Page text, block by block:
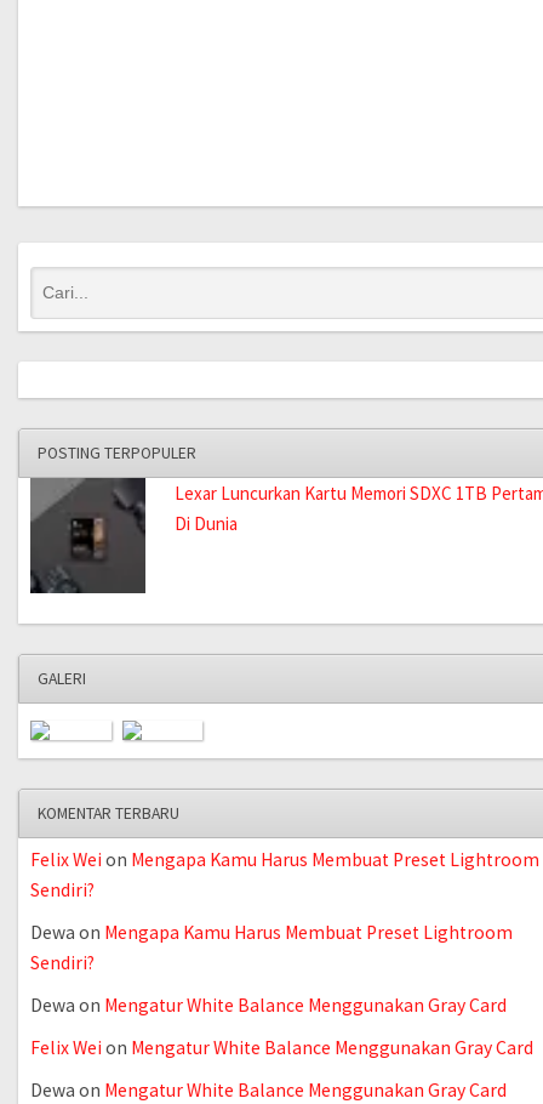
POSTING TERPOPULER
Lexar Luncurkan Kartu Memori SDXC 1TB
Di Dunia
GALERI
KOMENTAR TERBARU
Felix Wei on Mengapa Kamu Harus Membuat Preset Lightroom
Sendiri?
Dewa on Mengapa Kamu Harus Membuat Preset Lightroom
Sendiri?
Dewa on Mengatur White Balance Menggunakan Gray Card
Felix Wei on Mengatur White Balance Menggunakan Gray Card
Dewa on Mengatur White Balance Menggunakan Gray Card